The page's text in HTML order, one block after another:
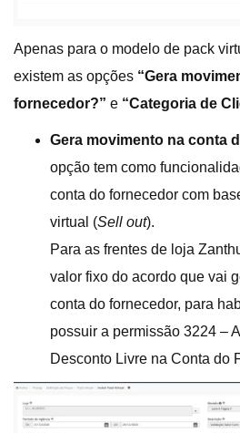
Apenas para o modelo de pack
existem as opções “Gera
fornecedor?” e “Categoria de
Gera movimento na conta
opção tem como
conta do fornecedor com
virtual (Sell out).
Para as frentes de loja
valor fixo do acordo que vai
conta do fornecedor, para
possuir a permissão 3224 –
Desconto Livre na Conta do